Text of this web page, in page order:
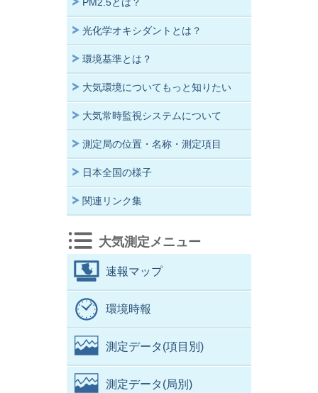
光化学オキシダントとは？
環境基準とは？
大気環境についてもっと知りたい
大気常時監視システムについて
測定局の位置・名称・測定項目
日本全国の様子
関連リンク集
大気測定メニュー
速報マップ
環境時報
測定データ(項目別)
測定データ(局別)